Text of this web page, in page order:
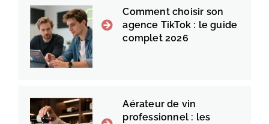
Comment choisir son
agence TikTok : le guide
complet 2026
Aérateur de vin
professionnel : les